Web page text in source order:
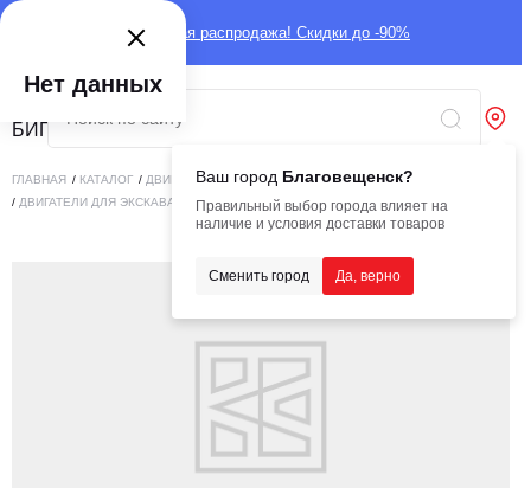
Глобальная распродажа! Скидки до -90%
Ваш город Благовещенск?
Правильный выбор города влияет на
наличие и условия доставки товаров
Сменить город Да, верно
ГЛАВНАЯ / КАТАЛОГ / ДВИГАТЕЛИ / ДВИГАТЕЛИ ДЛЯ СПЕЦТЕХНИКИ
/ ДВИГАТЕЛИ ДЛЯ ЭКСКАВАТОРОВ /ДВИГАТЕЛЬ YANMAR 4LHA-DTP (O)
Нет данных